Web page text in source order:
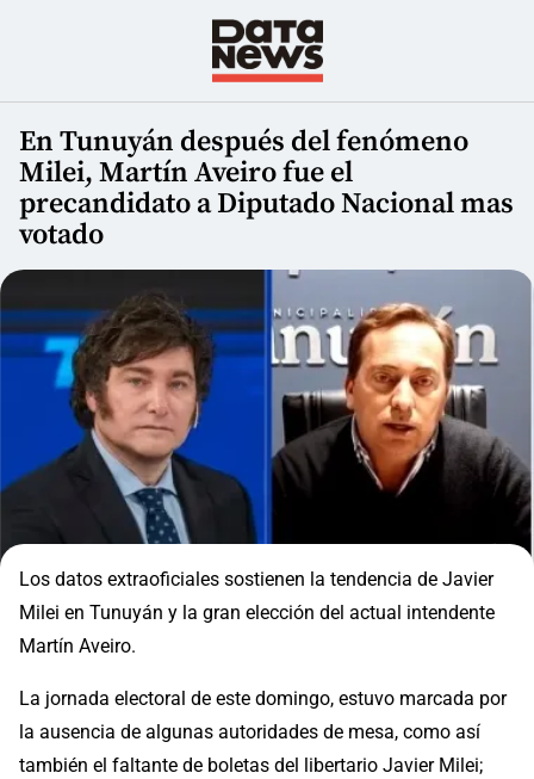
En Tunuyán después del fenómeno
Milei, Martín Aveiro fue el
precandidato a Diputado Nacional mas
votado
Los datos extraoficiales sostienen la tendencia de Javier
Milei en Tunuyán y la gran elección del actual intendente
Martín Aveiro.
La jornada electoral de este domingo, estuvo marcada por
la ausencia de algunas autoridades de mesa, como así
también el faltante de boletas del libertario Javier Milei;